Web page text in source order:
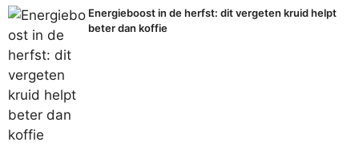
Energieboost in de herfst: dit vergeten kruid helpt
beter dan koffie